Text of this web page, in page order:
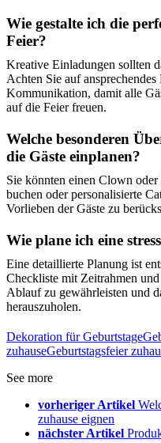
Wie gestalte ich die
Feier?
Kreative Einladungen sollten
Achten Sie auf
Kommunikation, damit alle
auf die Feier freuen.
Welche besonderen
die Gäste einplanen?
Sie könnten einen Clown
buchen oder personalisierte
Vorlieben der Gäste zu
Wie plane ich eine
Eine detaillierte Planung ist
Checkliste mit Zeitrahmen
Ablauf zu gewährleisten und
herauszuholen.
Dekoration für Geburtstage
zuhauseGeburtstagsfeier
See more
vorheriger Artikel
zuhause eignen
nächster Artikel